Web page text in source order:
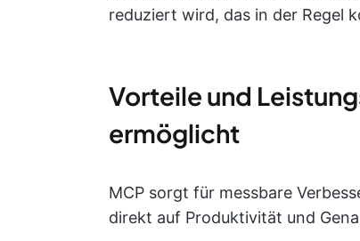
reduziert wird, das in der Regel
Vorteile und
ermöglicht
MCP sorgt für messbare
direkt auf Produktivität und